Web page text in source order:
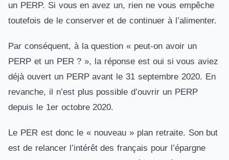
un PERP. Si vous en avez un, rien ne vous empêche
toutefois de le conserver et de continuer à l’alimenter.
Par conséquent, à la question « peut-on avoir un
PERP et un PER ? », la réponse est oui si vous aviez
déjà ouvert un PERP avant le 31 septembre 2020. En
revanche, il n’est plus possible d’ouvrir un PERP
depuis le 1er octobre 2020.
Le PER est donc le « nouveau » plan retraite. Son but
est de relancer l’intérêt des français pour l’épargne